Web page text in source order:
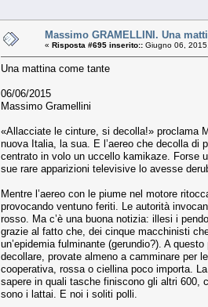
Massimo GRAMELLINI. Una
« Risposta #695 inserito:: Giugno 06,
Una mattina come tante
06/06/2015
Massimo Gramellini
«Allacciate le cinture, si decolla!» proclama
nuova Italia, la sua. E l’aereo che decolla di
centrato in volo un uccello kamikaze. Forse
sue rare apparizioni televisive lo avesse
Mentre l’aereo con le piume nel motore
provocando ventuno feriti. Le autorità
rosso. Ma c’è una buona notizia: illesi i
grazie al fatto che, dei cinque macchinisti
un’epidemia fulminante (gerundio?). A
decollare, provate almeno a camminare per
cooperativa, rossa o ciellina poco importa.
sapere in quali tasche finiscono gli altri 600,
sono i lattai. E noi i soliti polli.